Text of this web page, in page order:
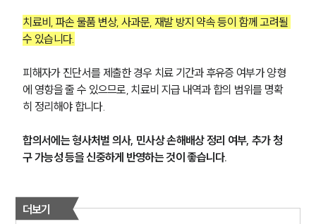
그룹소개
치료비, 파손 물품 변상, 사과문, 재발 방지 약속 등이 함께 고려될
수 있습니다.
피해자가 진단서를 제출한 경우 치료 기간과 후유증 여부가 양형
에 영향을 줄 수 있으므로, 치료비 지급 내역과 합의 범위를 명확
히 정리해야 합니다.
합의서에는 형사처벌 의사, 민사상 손해배상 정리 여부, 추가 청
구 가능성 등을 신중하게 반영하는 것이 좋습니다.
더보기